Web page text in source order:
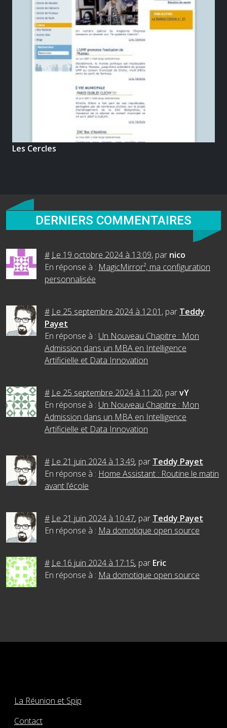
Les Cercles
DERNIERS COMMENTAIRES
# Le 19 octobre 2024 à 13:09, par nico
En réponse à : MagicMirror², ma configuration
personnalisée
# Le 25 septembre 2024 à 12:01 , par Teddy
Payet
En réponse à : Un Nouveau Chapitre : Mon
Admission dans un MBA en Intelligence
Artificielle et Data Innovation
# Le 25 septembre 2024 à 11:20, parvY
En réponse à : Un Nouveau Chapitre : Mon
Admission dans un MBA en Intelligence
Artificielle et Data Innovation
# Le 21 juin 2024 à 13:49, par Teddy Payet
En réponse à : Home Assistant : Routine le matin
avant l’école
# Le 21 juin 2024 à 10:47, par Teddy Payet
En réponse à : Ma domotique open source
# Le 16 juin 2024 à 17:15, par Eric
En réponse à : Ma domotique open source
La Réunion et Spip
Contact